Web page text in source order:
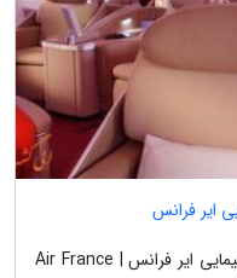
ایر فرانس
آشنایی با پرواز فرست کلاس شرکت هواپیمایی ایر فرانس | Air France